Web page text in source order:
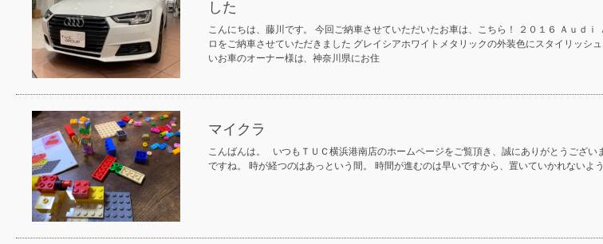
した
こんにちは、藤川です。 今回ご納車させていただいたお車は、こちら！ ２０１６ Ａｕｄｉ
ロをご納車させていただきました グレイシアホワイトメタリックの外装色にスタイリッシ
いお車のオーナー様は、神奈川県にお住
マイクラ
こんばんは。 いつもＴＵＣ横浜港南店のホームページをご覧頂き、誠にありがとうござ
ですね。 時が経つのはあっという間。 時間が進むのは早いですから、置いていかれないよ